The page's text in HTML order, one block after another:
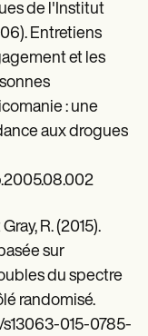
de l'Institut
Entretiens
et les
: une
aux drogues
R. (2015).
sur
du spectre
randomisé.
s13063-015-0785-